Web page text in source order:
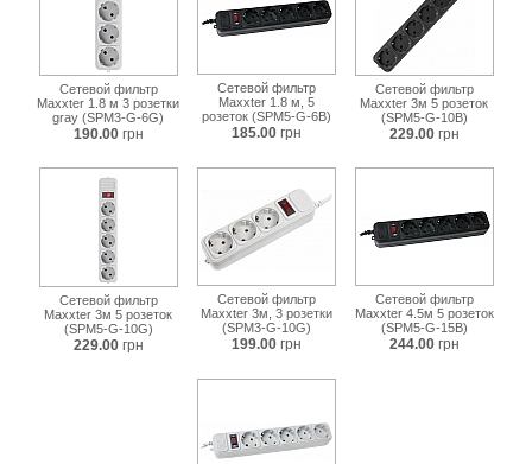
Сетевой фильтр
Maxxter 1.8 м 3 розетки
gray (SPM3-G-6G)
190.00 грн
Сетевой фильтр
Maxxter 1.8 м, 5
розеток (SPM5-G-6B)
185.00 грн
Сетевой фильтр
Maxxter 3м 5 розеток
(SPM5-G-10B)
229.00 грн
Сетевой фильтр
Maxxter 3м 5 розеток
(SPM5-G-10G)
229.00 грн
Сетевой фильтр
Maxxter 3м, 3 розетки
(SPM3-G-10G)
199.00 грн
Сетевой фильтр
Maxxter 4.5м 5 розеток
(SPM5-G-15B)
244.00 грн